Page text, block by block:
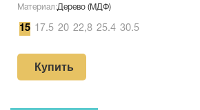
Материал:Дерево (МДФ)
15 17.5 20 22,8 25.4 30.5
Купить